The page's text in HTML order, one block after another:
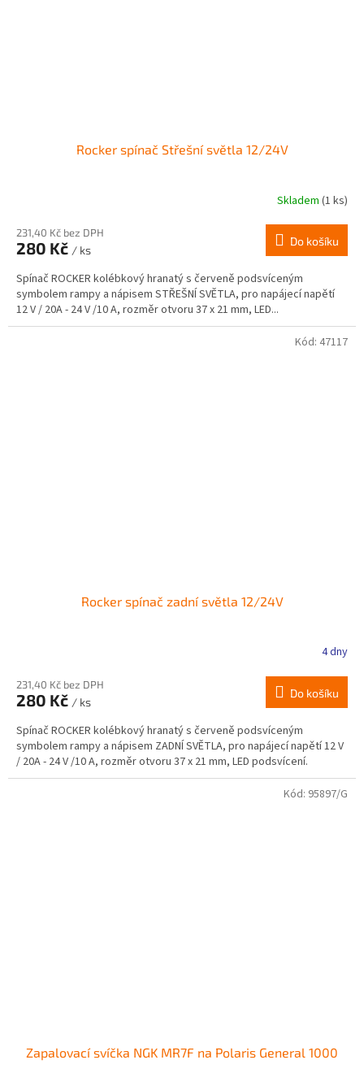
Rocker spínač Střešní světla 12/24V
Skladem (1 ks)
231,40 Kč bez DPH
280 Kč / ks
Do košíku
Spínač ROCKER kolébkový hranatý s červeně podsvíceným
symbolem rampy a nápisem STŘEŠNÍ SVĚTLA, pro napájecí napětí
12 V / 20A - 24 V /10 A, rozměr otvoru 37 x 21 mm, LED...
Rocker spínač zadní světla 12/24V
4 dny
231,40 Kč bez DPH
280 Kč / ks
Do košíku
Spínač ROCKER kolébkový hranatý s červeně podsvíceným
symbolem rampy a nápisem ZADNÍ SVĚTLA, pro napájecí napětí 12 V
/ 20A - 24 V /10 A, rozměr otvoru 37 x 21 mm, LED podsvícení.
Kód: 47117
Zapalovací svíčka NGK MR7F na Polaris General 1000
Kód: 95897/G